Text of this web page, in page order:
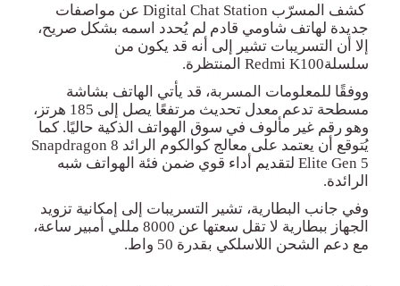
كشف المسرّب
عن مواصفات
جديدة لهاتف شاومي قادم لم يُحدد اسمه بشكل صريح،
إلا أن التسريبات تشير إلى أنه قد يكون من
سلسلةRedmi K100 المنتظرة.
ووفقًا للمعلومات المسربة، قد يأتي الهاتف بشاشة
مسطحة تدعم معدل تحديث مرتفعًا يصل إلى 185 هرتز،
وهو رقم غير مألوف في سوق الهواتف الذكية حاليًا. كما
يُتوقع أن يعتمد على معالج كوالكوم الرائد Snapdragon 8
Elite Gen 5 لتقديم أداء قوي ضمن فئة الهواتف شبه
الرائدة.
وفي جانب البطارية، تشير التسريبات إلى إمكانية تزويد
الجهاز ببطارية لا تقل سعتها عن 8000 مللي أمبير ساعة،
مع دعم الشحن اللاسلكي بقدرة 50 واط
.